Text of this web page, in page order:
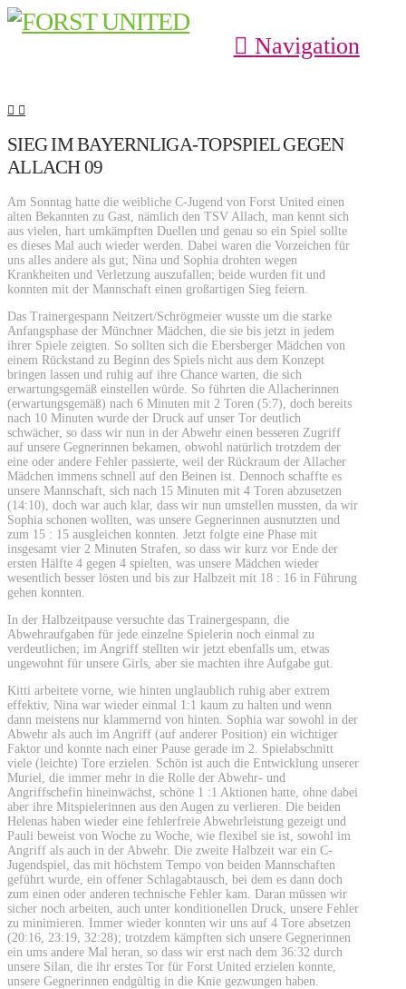
Navigation
SIEG IM BAYERNLIGA-TOPSPIEL GEGEN
ALLACH 09
Am Sonntag hatte die weibliche C-Jugend von Forst United einen
alten Bekannten zu Gast, nämlich den TSV Allach, man kennt sich
aus vielen, hart umkämpften Duellen und genau so ein Spiel sollte
es dieses Mal auch wieder werden. Dabei waren die Vorzeichen für
uns alles andere als gut; Nina und Sophia drohten wegen
Krankheiten und Verletzung auszufallen; beide wurden fit und
konnten mit der Mannschaft einen großartigen Sieg feiern.
Das Trainergespann Neitzert/Schrögmeier wusste um die starke
Anfangsphase der Münchner Mädchen, die sie bis jetzt in jedem
ihrer Spiele zeigten. So sollten sich die Ebersberger Mädchen von
einem Rückstand zu Beginn des Spiels nicht aus dem Konzept
bringen lassen und ruhig auf ihre Chance warten, die sich
erwartungsgemäß einstellen würde. So führten die Allacherinnen
(erwartungsgemäß) nach 6 Minuten mit 2 Toren (5:7), doch bereits
nach 10 Minuten wurde der Druck auf unser Tor deutlich
schwächer, so dass wir nun in der Abwehr einen besseren Zugriff
auf unsere Gegnerinnen bekamen, obwohl natürlich trotzdem der
eine oder andere Fehler passierte, weil der Rückraum der Allacher
Mädchen immens schnell auf den Beinen ist. Dennoch schaffte es
unsere Mannschaft, sich nach 15 Minuten mit 4 Toren abzusetzen
(14:10), doch war auch klar, dass wir nun umstellen mussten, da wir
Sophia schonen wollten, was unsere Gegnerinnen ausnutzten und
zum 15 : 15 ausgleichen konnten. Jetzt folgte eine Phase mit
insgesamt vier 2 Minuten Strafen, so dass wir kurz vor Ende der
ersten Hälfte 4 gegen 4 spielten, was unsere Mädchen wieder
wesentlich besser lösten und bis zur Halbzeit mit 18 : 16 in Führung
gehen konnten.
In der Halbzeitpause versuchte das Trainergespann, die
Abwehraufgaben für jede einzelne Spielerin noch einmal zu
verdeutlichen; im Angriff stellten wir jetzt ebenfalls um, etwas
ungewohnt für unsere Girls, aber sie machten ihre Aufgabe gut.
Kitti arbeitete vorne, wie hinten unglaublich ruhig aber extrem
effektiv, Nina war wieder einmal 1:1 kaum zu halten und wenn
dann meistens nur klammernd von hinten. Sophia war sowohl in der
Abwehr als auch im Angriff (auf anderer Position) ein wichtiger
Faktor und konnte nach einer Pause gerade im 2. Spielabschnitt
viele (leichte) Tore erzielen. Schön ist auch die Entwicklung unserer
Muriel, die immer mehr in die Rolle der Abwehr- und
Angriffschefin hineinwächst, schöne 1 :1 Aktionen hatte, ohne dabei
aber ihre Mitspielerinnen aus den Augen zu verlieren. Die beiden
Helenas haben wieder eine fehlerfreie Abwehrleistung gezeigt und
Pauli beweist von Woche zu Woche, wie flexibel sie ist, sowohl im
Angriff als auch in der Abwehr. Die zweite Halbzeit war ein C-
Jugendspiel, das mit höchstem Tempo von beiden Mannschaften
geführt wurde, ein offener Schlagabtausch, bei dem es dann doch
zum einen oder anderen technische Fehler kam. Daran müssen wir
sicher noch arbeiten, auch unter konditionellen Druck, unsere Fehler
zu minimieren. Immer wieder konnten wir uns auf 4 Tore absetzen
(20:16, 23:19, 32:28); trotzdem kämpften sich unsere Gegnerinnen
ein ums andere Mal heran, so dass wir erst nach dem 36:32 durch
unsere Silan, die ihr erstes Tor für Forst United erzielen konnte,
unsere Gegnerinnen endgültig in die Knie gezwungen haben.